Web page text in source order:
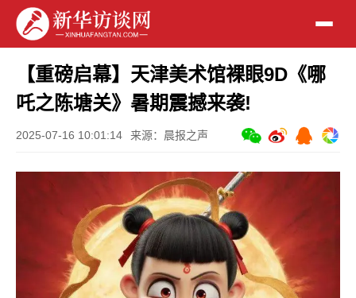
【重磅启幕】天津美术馆裸眼9D《哪
吒之陈塘关》暑期震撼来袭!
2025-07-16 10:01:14 来源：晨报之声